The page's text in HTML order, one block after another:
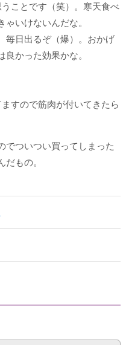
ことです（笑）。寒天食べ
いけないんだな。
毎日出るぞ（爆）。おかげ
良かった効果かな。
すので筋肉が付いてきたら
ついつい買ってしまった
もの。